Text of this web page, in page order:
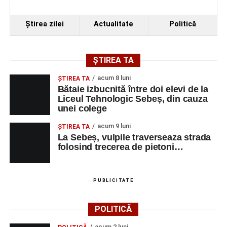
Ştirea zilei Actualitate Politică
ȘTIREA TA
ŞTIREA TA acum 8 luni
Bătaie izbucnită între doi elevi de la
Liceul Tehnologic Sebeș, din cauza
unei colege
ŞTIREA TA acum 9 luni
La Sebeș, vulpile traverseaza strada
folosind trecerea de pietoni…
PUBLICITATE
POLITICĂ